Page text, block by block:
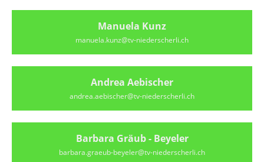
Manuela Kunz
manuela.kunz@tv-niederscherli.ch
Andrea Aebischer
andrea.aebischer@tv-niederscherli.ch
Barbara Gräub - Beyeler
barbara.graeub-beyeler@tv-niederscherli.ch